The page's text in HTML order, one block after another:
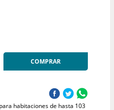
COMPRAR
habitaciones de hasta 103